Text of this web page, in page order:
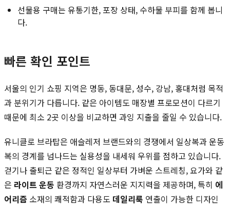
선물용 구매는 유통기한, 포장 상태, 수하물 부피를 함께 봅니
다.
빠른 확인 포인트
서울의 인기 쇼핑 지역은 명동, 동대문, 성수, 강남, 홍대처럼 목적
과 분위기가 다릅니다. 같은 아이템도 매장별 프로모션이 다르기
때문에 최소 2곳 이상을 비교하면 과잉 지출을 줄일 수 있습니다.
유니클로 브라탑은 애슬레저 브랜드와의 경쟁에서 일상복과 운동
복의 경계를 넘나드는 실용성을 내세워 우위를 점하고 있습니다.
걷기나 출퇴근 같은 정적인 일상부터 가벼운 스트레칭, 요가와 같
은 라이트 운동 환경까지 자연스러운 지지력을 제공하며, 특히 에
어리즘 소재의 쾌적함과 다용도 데일리룩 연출이 가능한 디자인